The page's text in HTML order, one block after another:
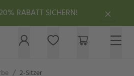
RABATT SICHERN!
/ 2-Sitzer